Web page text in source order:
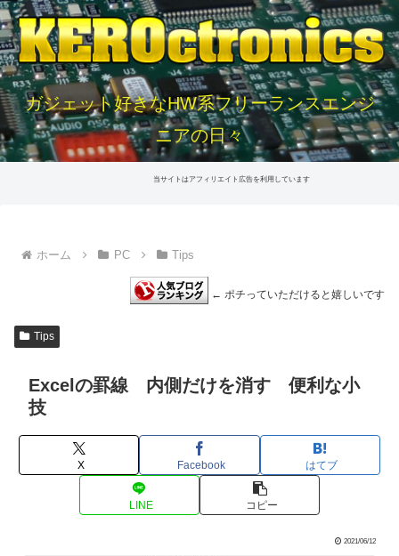
ガジェット好きなHW系フリーランスエンジ
ニアの日々
当サイトはアフィリエイト広告を利用しています
ホーム PC Tips
← ポチっていただけると嬉しいです
Tips
Excelの罫線 内側だけを消す 便利な小
技
X Facebook はてブ
LINE コピー
2021/06/12